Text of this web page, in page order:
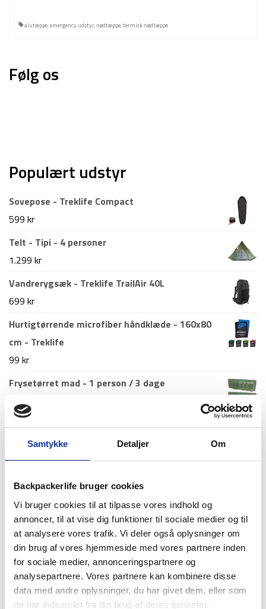
Samtykke Detaljer Om
Backpackerlife bruger cookies
Vi bruger cookies til at tilpasse vores indhold og
annoncer, til at vise dig funktioner til sociale medier og til
at analysere vores trafik. Vi deler også oplysninger om
din brug af vores hjemmeside med vores partnere inden
for sociale medier, annonceringspartnere og
analysepartnere. Vores partnere kan kombinere disse
data med andre oplysninger, du har givet dem, eller som
de har indsamlet fra din brug af deres tjenester.
alutæppe,emergency udstyr, nødtæppe,termisk nødtæppe
Følg os
Populært udstyr
Sovepose - Treklife Compact
599 kr
Telt - Tipi - 4 personer
1.299 kr
Vandrerygsæk - Treklife TrailAir 40L
699 kr
Hurtigtørrende microfiber håndklæde - 160x80
cm - Treklife
99 kr
Frysetørret mad - 1 person / 3 dage
389
Nyeste artikler
have med
18. juni 2026
Guide til Grøn Koncert 2026: Alt du skal vide –
inkl. pakkeliste
26. marts 2026
Backpacking i 2026: 10 destinationer du ikke må
gå glip af